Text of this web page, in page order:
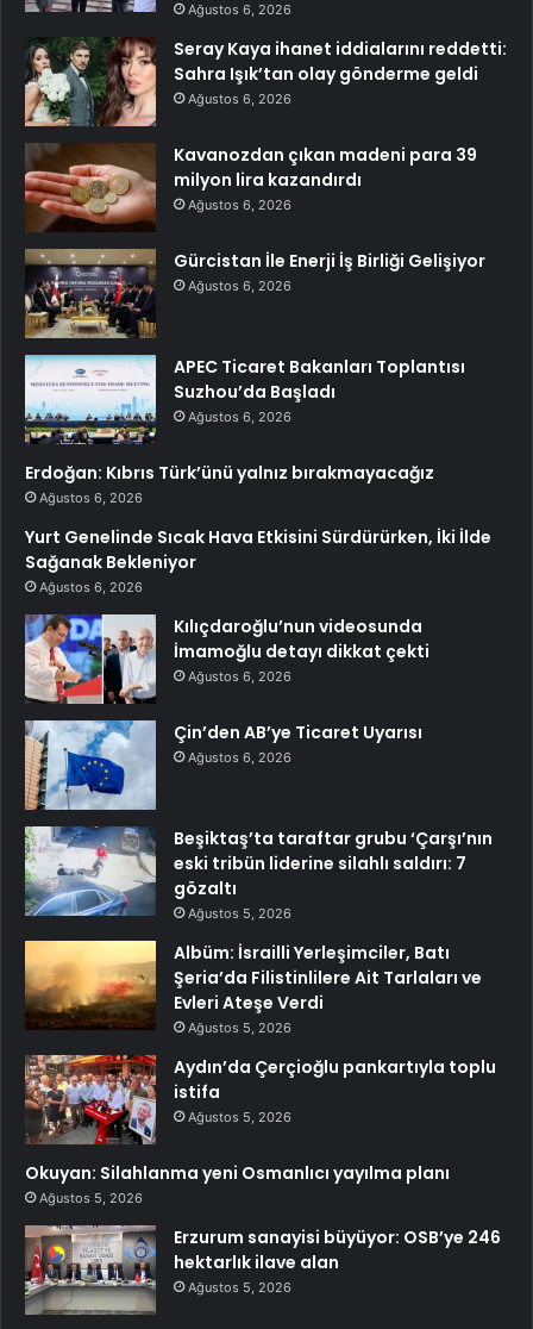
Ağustos 6, 2026
Seray Kaya ihanet iddialarını reddetti:
Sahra Işık’tan olay gönderme geldi
Ağustos 6, 2026
Kavanozdan çıkan madeni para 39
milyon lira kazandırdı
Ağustos 6, 2026
Gürcistan İle Enerji İş Birliği Gelişiyor
Ağustos 6, 2026
APEC Ticaret Bakanları Toplantısı
Suzhou’da Başladı
Ağustos 6, 2026
Erdoğan: Kıbrıs Türk’ünü yalnız bırakmayacağız
Ağustos 6, 2026
Yurt Genelinde Sıcak Hava Etkisini Sürdürürken, İki İlde
Sağanak Bekleniyor
Ağustos 6, 2026
Kılıçdaroğlu’nun videosunda
İmamoğlu detayı dikkat çekti
Ağustos 6, 2026
Çin’den AB’ye Ticaret Uyarısı
Ağustos 6, 2026
Beşiktaş’ta taraftar grubu ‘Çarşı’nın
eski tribün liderine silahlı saldırı: 7
gözaltı
Ağustos 5, 2026
Albüm: İsrailli Yerleşimciler, Batı
Şeria’da Filistinlilere Ait Tarlaları ve
Evleri Ateşe Verdi
Ağustos 5, 2026
Aydın’da Çerçioğlu pankartıyla toplu
istifa
Ağustos 5, 2026
Okuyan: Silahlanma yeni Osmanlıcı yayılma planı
Ağustos 5, 2026
Erzurum sanayisi büyüyor: OSB’ye 246
hektarlık ilave alan
Ağustos 5, 2026